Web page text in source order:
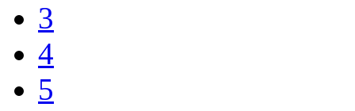
3
4
5